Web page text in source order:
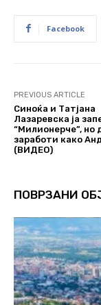
Facebook
PREVIOUS ARTICLE
Синоќа и Татјана
Лазаревска ја
“Милионерче”, но
заработи како
(ВИДЕО)
ПОВРЗАНИ